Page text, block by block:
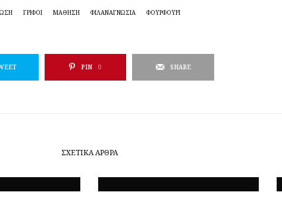
ΓΡΊΦΟΙ ΜΆΘΗΣΗ ΦΙΛΑΝΑΓΝΩΣΊΑ ΦΟΥΡΦΟΎΡΙ
PIN 0 SHARE
ΣΧΕΤΙΚΆ ΆΡΘΡΑ